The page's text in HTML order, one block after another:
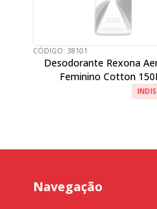
CÓDIGO: 38101
Desodorante Rexona
Feminino Cotton
Navegação